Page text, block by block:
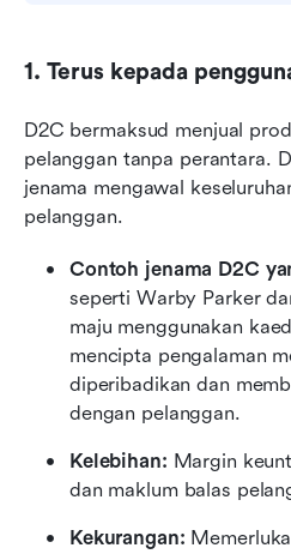
1. Terus kepada
D2C bermaksud menjual
pelanggan tanpa perantara.
jenama mengawal
pelanggan.
Contoh jenama D2C
seperti Warby Parker
maju menggunakan
mencipta pengalaman
diperibadikan dan
dengan pelanggan.
Kelebihan: Margin
dan maklum balas
Kekurangan: